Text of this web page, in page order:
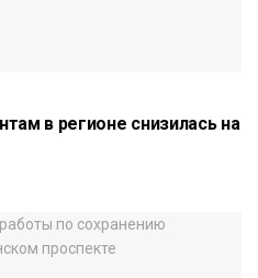
в регионе снизилась на